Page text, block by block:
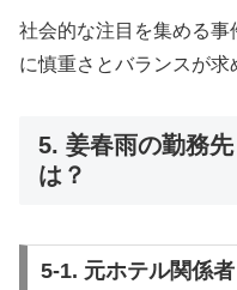
社会的な注目を集める事
に慎重さとバランスが求
5. 姜春雨の勤務
は？
5-1. 元ホテル関係